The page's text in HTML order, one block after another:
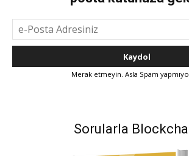
Merak etmeyin. Asla Spam
Sorularla